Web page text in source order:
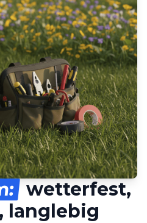
wetterfest,
langlebig